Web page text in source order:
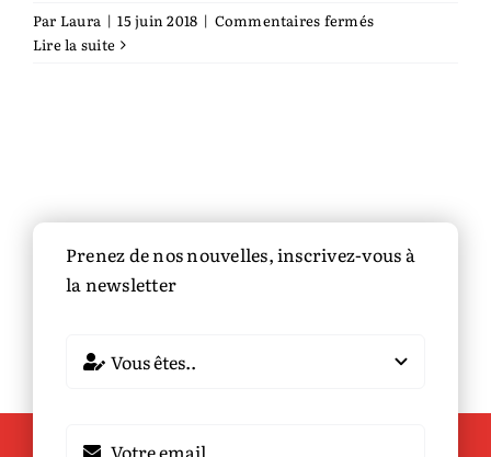
Par Laura | 15 juin 2018 | Commentaires ferméssur
Lire la suite
Prenez de nos nouvelles, inscrivez-vous à
la newsletter